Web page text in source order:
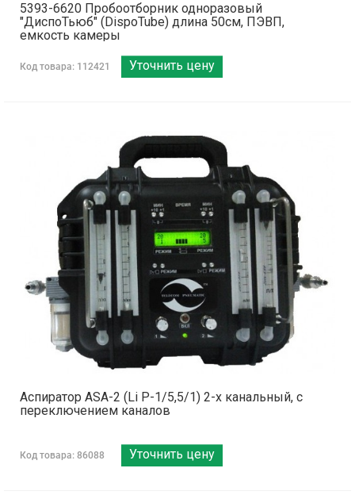
5393-6620 Пробоотборник одноразовый
"ДиспоТьюб" (DispoTube) длина 50см, ПЭВП,
емкость камеры
Код товара: 112421 Уточнить цену
Аспиратор ASA-2 (Li Р-1/5,5/1) 2-х канальный, с
переключением каналов
Код товара: 86088 Уточнить цену